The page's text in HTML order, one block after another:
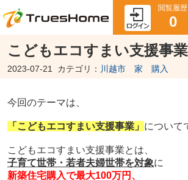
閲覧履歴
0
こどもエコすまい支援事業
2023-07-21 カテゴリ： 川越市 家 購入
今回のテーマは、
「こどもエコすまい支援事業」 について
こどもエコすまい支援事業とは、
子育て世帯・若者夫婦世帯を対象に
新築住宅購入で最大100万円、